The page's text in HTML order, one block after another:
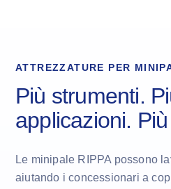
ATTREZZATURE PER
Più strumenti.
applicazioni.
Le minipale RIPPA possono
aiutando i concessionari a